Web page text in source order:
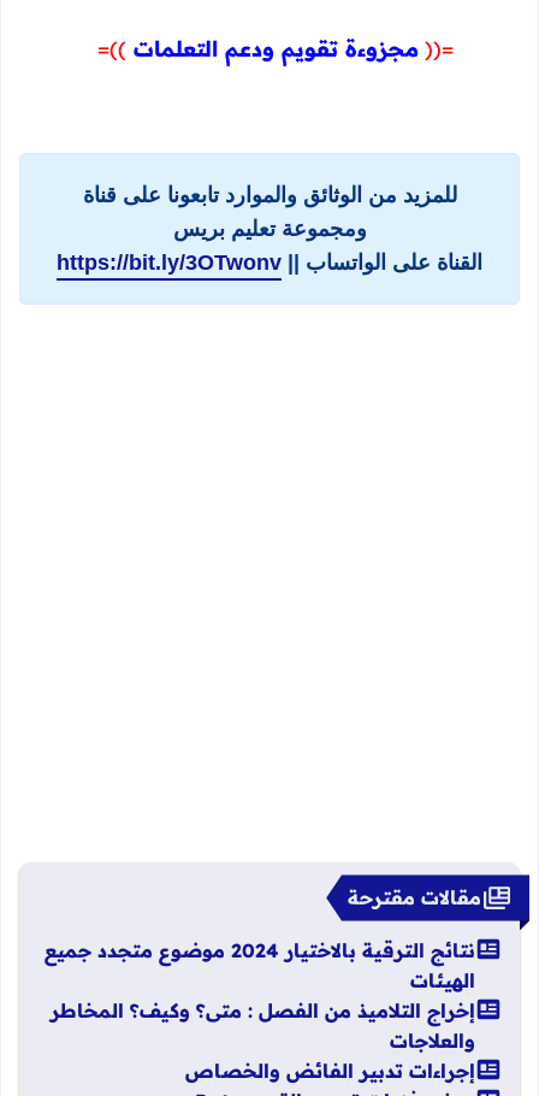
=(( مجزوءة تقويم ودعم التعلمات ))=
للمزيد من الوثائق والموارد تابعونا على قناة
ومجموعة تعليم بريس
القناة على الواتساب || https://bit.ly/3OTwonv
مقالات مقترحة
نتائج الترقية بالاختيار 2024 موضوع متجدد جميع
الهيئات
إخراج التلاميذ من الفصل : متى؟ وكيف؟ المخاطر
والعلاجات
إجراءات تدبير الفائض والخصاص